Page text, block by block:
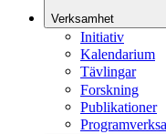
Verksamhet
Initiativ
Kalendarium
Tävlingar
Forskning
Publikationer